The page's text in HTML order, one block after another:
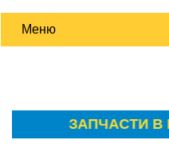
Меню
ЗАПЧАСТИ В